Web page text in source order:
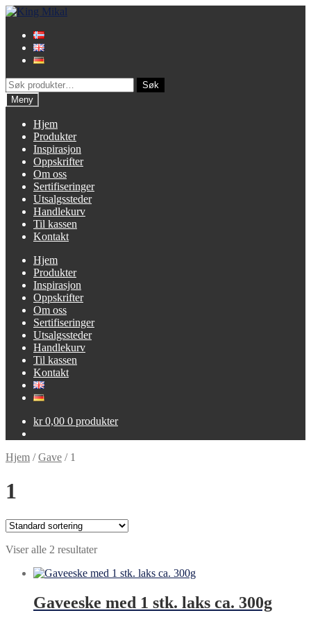
Hopp
navigasjon
Hopp
innhold
Søk
etter:
Søk
Meny
Hjem
Produkter
Inspirasjon
Oppskrifter
Om oss
Sertifiseringer
Utsalgssteder
Handlekurv
Til kassen
Kontakt
Hjem
Produkter
Inspirasjon
Oppskrifter
Om oss
Sertifiseringer
Utsalgssteder
Handlekurv
Til kassen
Kontakt
kr0,00 0 produkter
Hjem /Gave / 1
1
Viser alle 2 resultater
Gaveeske med 1 stk. laks ca. 300g